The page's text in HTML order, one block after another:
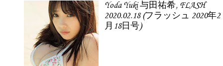
Yoda Yuki 与田祐希, FLASH
2020.02.18 (フラッシュ 2020年2
月18日号)